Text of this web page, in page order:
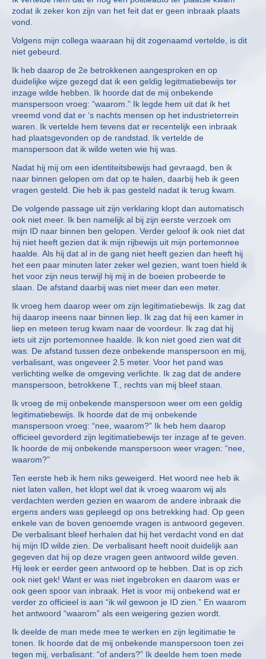
zodat ik zeker kon zijn van het feit dat er geen inbraak plaats
vond.
Volgens mijn collega waaraan hij dit zogenaamd vertelde, is dit
niet gebeurd.
Ik heb daarop de 2e betrokkenen aangesproken en op
duidelijke wijze gezegd dat ik een geldig legitmatiebewijs ter
inzage wilde hebben. Ik hoorde dat de mij onbekende
manspersoon vroeg: “waarom.” Ik legde hem uit dat ik het
vreemd vond dat er ‘s nachts mensen op het industrieterrein
waren. Ik vertelde hem tevens dat er recentelijk een inbraak
had plaatsgevonden op de randstad. Ik vertelde de
manspersoon dat ik wilde weten wie hij was.
Nadat hij mij om een identiteitsbewijs had gevraagd, ben ik
naar binnen gelopen om dat op te halen, daarbij heb ik geen
vragen gesteld. Die heb ik pas gesteld nadat ik terug kwam.
De volgende passage uit zijn verklaring klopt dan automatisch
ook niet meer. Ik ben namelijk al bij zijn eerste verzoek om
mijn ID naar binnen ben gelopen. Verder geloof ik ook niet dat
hij niet heeft gezien dat ik mijn rijbewijs uit mijn portemonnee
haalde. Als hij dat al in de gang niet heeft gezien dan heeft hij
het een paar minuten later zeker wel gezien, want toen hield ik
het voor zijn neus terwijl hij mij in de boeien probeerde te
slaan. De afstand daarbij was niet meer dan een meter.
Ik vroeg hem daarop weer om zijn legitimatiebewijs. Ik zag dat
hij daarop ineens naar binnen liep. Ik zag dat hij een kamer in
liep en meteen terug kwam naar de voordeur. Ik zag dat hij
iets uit zijn portemonnee haalde. Ik kon niet goed zien wat dit
was. De afstand tussen deze onbekende manspersoon en mij,
verbalisant, was ongeveer 2.5 meter. Voor het pand was
verlichting welke de omgeving verlichte. Ik zag dat de andere
manspersoon, betrokkene T., rechts van mij bleef staan.
Ik vroeg de mij onbekende manspersoon weer om een geldig
legitimatiebewijs. Ik hoorde dat de mij onbekende
manspersoon vroeg: “nee, waarom?” Ik heb hem daarop
officieel gevorderd zijn legitimatiebewijs ter inzage af te geven.
Ik hoorde de mij onbekende manspersoon weer vragen: “nee,
waarom?”
Ten eerste heb ik hem niks geweigerd. Het woord nee heb ik
niet laten vallen, het klopt wel dat ik vroeg waarom wij als
verdachten werden gezien en waarom de andere inbraak die
ergens anders was gepleegd op ons betrekking had. Op geen
enkele van de boven genoemde vragen is antwoord gegeven.
De verbalisant bleef herhalen dat hij het verdacht vond en dat
hij mijn ID wilde zien. De verbalisant heeft nooit duidelijk aan
gegeven dat hij op deze vragen geen antwoord wilde geven.
Hij leek er eerder geen antwoord op te hebben. Dat is op zich
ook niet gek! Want er was niet ingebroken en daarom was er
ook geen spoor van inbraak. Het is voor mij onbekend wat er
verder zo officieel is aan “ik wil gewoon je ID zien.” En waarom
het antwoord “waarom” als een weigering gezien wordt.
Ik deelde de man mede mee te werken en zijn legitimatie te
tonen. Ik hoorde dat de mij onbekende manspersoon toen zei
tegen mij, verbalisant: “of anders?” Ik deelde hem toen mede